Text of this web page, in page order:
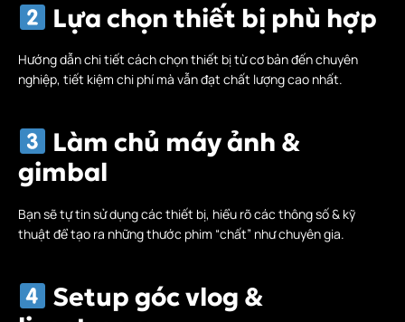
Lựa chọn thiết bị phù hợp
Hướng dẫn chi tiết cách chọn thiết bị từ cơ bản đến chuyên
nghiệp, tiết kiệm chi phí mà vẫn đạt chất lượng cao nhất.
Làm chủ máy ảnh &
gimbal
Bạn sẽ tự tin sử dụng các thiết bị, hiểu rõ các thông số & kỹ
thuật để tạo ra những thước phim “chất” như chuyên gia.
Setup góc vlog &